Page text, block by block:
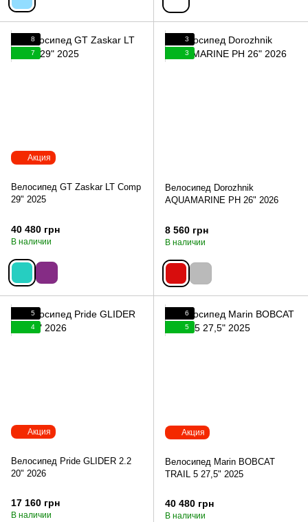
Акция
8
7
Велосипед GT Zaskar LT Comp
29" 2025
40 480 грн
В наличии
3
3
Велосипед Dorozhnik
AQUAMARINE PH 26" 2026
8 560 грн
В наличии
Акция
5
4
Велосипед Pride GLIDER 2.2
20" 2026
17 160 грн
В наличии
Акция
6
5
Велосипед Marin BOBCAT
TRAIL 5 27,5" 2025
40 480 грн
В наличии